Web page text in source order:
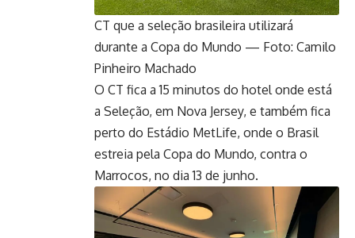
CT que a seleção brasileira utilizará
durante a Copa do Mundo — Foto: Camilo
Pinheiro Machado
O CT fica a 15 minutos do hotel onde está
a Seleção, em Nova Jersey, e também fica
perto do Estádio MetLife, onde o Brasil
estreia pela Copa do Mundo, contra o
Marrocos, no dia 13 de junho.